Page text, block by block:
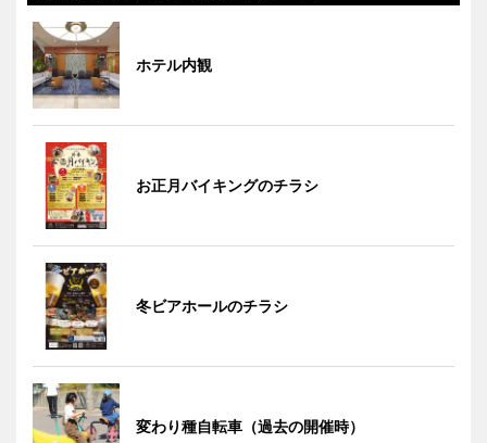
ホテル内観
お正月バイキングのチラシ
冬ビアホールのチラシ
変わり種自転車（過去の開催時）